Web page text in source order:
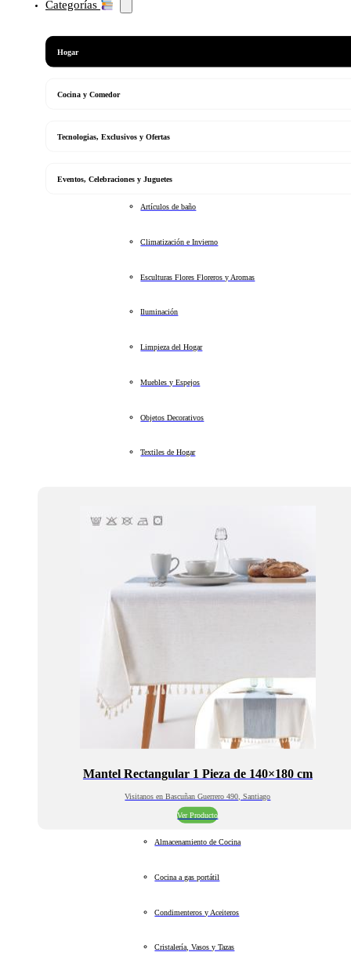
Categorías
Hogar
Cocina y Comedor
Tecnologias, Exclusivos y Ofertas
Eventos, Celebraciones y Juguetes
Artículos de baño
Climatización e Invierno
Esculturas Flores Floreros y Aromas
Iluminación
Limpieza del Hogar
Muebles y Espejos
Objetos Decorativos
Textiles de Hogar
Mantel Rectangular 1 Pieza de 140×180 cm
Visitanos en Bascuñan Guerrero 490, Santiago
Ver Producto
Almacenamiento de Cocina
Cocina a gas portátil
Condimenteros y Aceiteros
Cristalería, Vasos y Tazas